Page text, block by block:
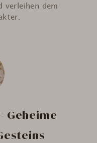
verleihen dem
Geheime